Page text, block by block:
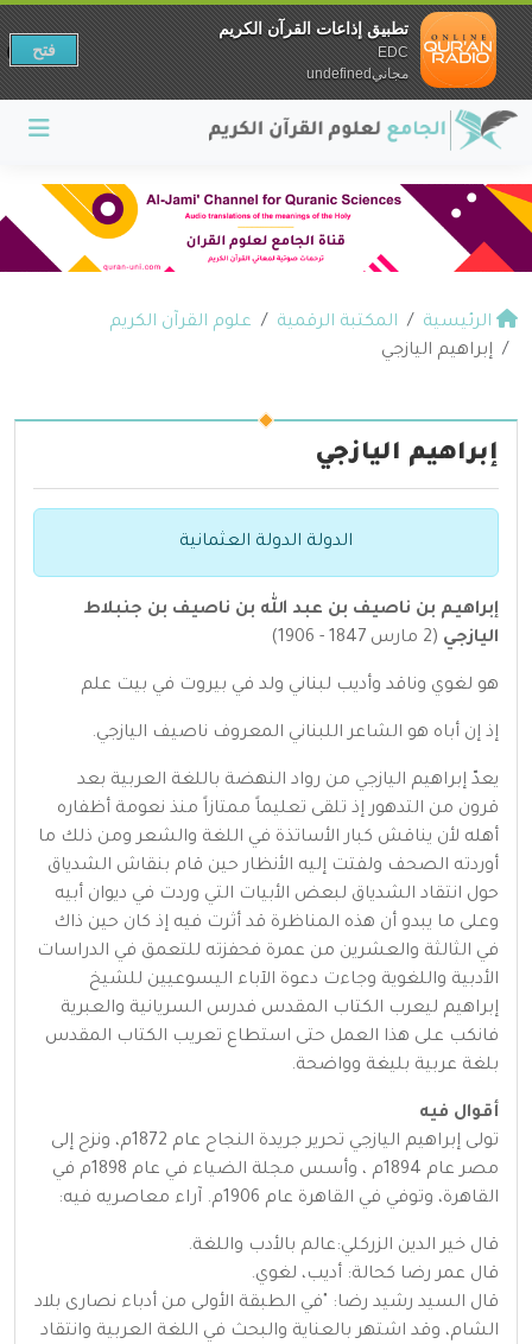
الرئيسية المكتبة الرقمية
علوم القرآن الكريم
إبراهيم اليازجي
إبراهيم اليازجي
الدولة الدولة العثمانية
إبراهيم بن ناصيف بن عبد الله بن ناصيف بن جنبلاط
اليازجي (2 مارس 1847 - 1906)
هو لغوي وناقد وأديب لبناني ولد في بيروت في بيت علم
إذ إن أباه هو الشاعر اللبناني المعروف ناصيف اليازجي.
يعدّ إبراهيم اليازجي من رواد النهضة باللغة العربية بعد
قرون من التدهور إذ تلقى تعليماً ممتازاً منذ نعومة أظفاره
أهله لأن يناقش كبار الأساتذة في اللغة والشعر ومن ذلك ما
أوردته الصحف ولفتت إليه الأنظار حين قام بنقاش الشدياق
حول انتقاد الشدياق لبعض الأبيات التي وردت في ديوان أبيه
وعلى ما يبدو أن هذه المناظرة قد أثرت فيه إذ كان حين ذاك
في الثالثة والعشرين من عمرة فحفزته للتعمق في الدراسات
الأدبية واللغوية وجاءت دعوة الآباء اليسوعيين للشيخ
إبراهيم ليعرب الكتاب المقدس فدرس السريانية والعبرية
فانكب على هذا العمل حتى استطاع تعريب الكتاب المقدس
بلغة عربية بليغة وواضحة.
أقوال فيه
تولى إبراهيم اليازجي تحرير جريدة النجاح عام 1872م، ونزح إلى
مصر عام 1894م ، وأسس مجلة الضياء في عام 1898م في
القاهرة، وتوفي في القاهرة عام 1906م. آراء معاصريه فيه:
قال خير الدين الزركلي:عالم بالأدب واللغة.
قال عمر رضا كحالة: أديب، لغوي.
قال السيد رشيد رضا: "في الطبقة الأولى من أدباء نصارى بلاد
الشام، وقد اشتهر بالعناية والبحث في اللغة العربية وانتقاد
تطبيق إذاعات القرآن الكريم
EDC
مجانيundefined
فتح